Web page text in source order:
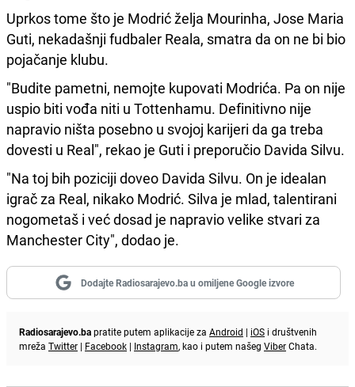
Uprkos tome što je Modrić želja Mourinha, Jose Maria
Guti, nekadašnji fudbaler Reala, smatra da on ne bi bio
pojačanje klubu.
"Budite pametni, nemojte kupovati Modrića. Pa on nije
uspio biti vođa niti u Tottenhamu. Definitivno nije
napravio ništa posebno u svojoj karijeri da ga treba
dovesti u Real", rekao je Guti i preporučio Davida Silvu.
"Na toj bih poziciji doveo Davida Silvu. On je idealan
igrač za Real, nikako Modrić. Silva je mlad, talentirani
nogometaš i već dosad je napravio velike stvari za
Manchester City", dodao je.
Dodajte Radiosarajevo.ba u omiljene Google izvore
Radiosarajevo.bapratite putem aplikacije za Android | iOS i društvenih
mreža Twitter | Facebook | Instagram, kao i putem našeg ViberChata.